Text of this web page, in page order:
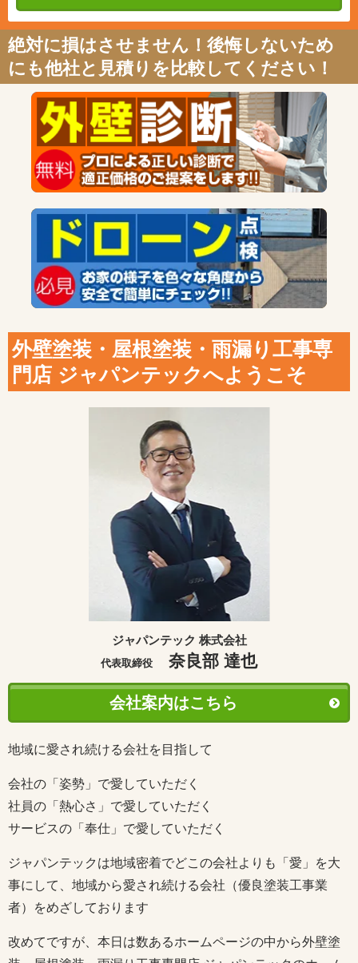
絶対に損はさせません！後悔しないため
にも他社と見積りを比較してください！
外壁塗装・屋根塗装・雨漏り工事専
門店 ジャパンテックへようこそ
ジャパンテック 株式会社
代表取締役 奈良部 達也
会社案内はこちら
地域に愛され続ける会社を目指して
会社の「姿勢」で愛していただく
社員の「熱心さ」で愛していただく
サービスの「奉仕」で愛していただく
ジャパンテックは地域密着でどこの会社よりも「愛」を大
事にして、地域から愛され続ける会社（優良塗装工事業
者）をめざしております
改めてですが、本日は数あるホームページの中から外壁塗